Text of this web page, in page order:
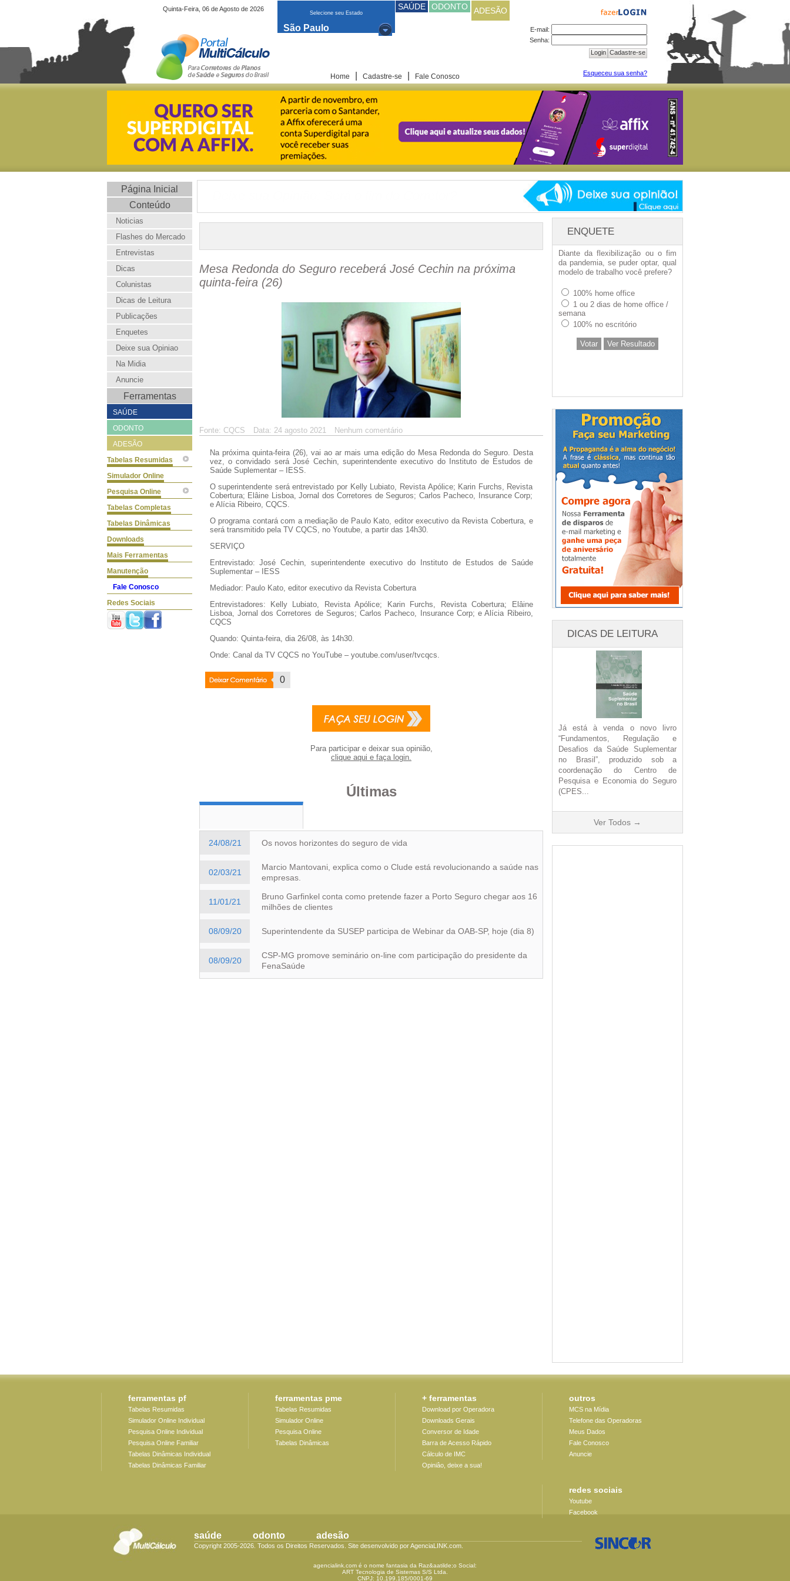
Selecione seu Estado
São Paulo
SAÚDE ODONTO ADESÃO
Home Cadastre-se Fale Conosco
Quinta-Feira, 06 de Agosto de 2026
E-mail:
Senha:
Cadastre-se
Login
Esqueceu sua senha?
Página Inicial
Conteúdo
Noticias
Flashes do Mercado
Entrevistas
Dicas
Colunistas
Dicas de Leitura
Publicações
Enquetes
Deixe sua Opiniao
Na Midia
Anuncie
Ferramentas
SAÚDE
ODONTO
ADESÃO
Tabelas Resumidas
Simulador Online
Pesquisa Online
Tabelas Completas
Tabelas Dinâmicas
Downloads
Mais Ferramentas
Manutenção
Fale Conosco
Redes Sociais
Mesa Redonda do Seguro receberá José Cechin na próxima
quinta-feira (26)
Fonte: CQCS Data: 24 agosto 2021 Nenhum comentário
Na próxima quinta-feira (26), vai ao ar mais uma edição do Mesa Redonda do Seguro. Desta
vez, o convidado será José Cechin, superintendente executivo do Instituto de Estudos de
Saúde Suplementar – IESS.
O superintendente será entrevistado por Kelly Lubiato, Revista Apólice; Karin Furchs, Revista
Cobertura; Elâine Lisboa, Jornal dos Corretores de Seguros; Carlos Pacheco, Insurance Corp;
e Alícia Ribeiro, CQCS.
O programa contará com a mediação de Paulo Kato, editor executivo da Revista Cobertura, e
será transmitido pela TV CQCS, no Youtube, a partir das 14h30.
SERVIÇO
Entrevistado: José Cechin, superintendente executivo do Instituto de Estudos de Saúde
Suplementar – IESS
Mediador: Paulo Kato, editor executivo da Revista Cobertura
Entrevistadores: Kelly Lubiato, Revista Apólice; Karin Furchs, Revista Cobertura; Elâine
Lisboa, Jornal dos Corretores de Seguros; Carlos Pacheco, Insurance Corp; e Alícia Ribeiro,
CQCS
Quando: Quinta-feira, dia 26/08, às 14h30.
Onde: Canal da TV CQCS no YouTube – youtube.com/user/tvcqcs.
Deixar
0
Para participar e deixar sua opinião,
clique aqui e faça login.
Últimas
24/08/21 Os novos horizontes do seguro de vida
02/03/21
Marcio Mantovani, explica como o Clude está revolucionando a saúde nas
empresas.
11/01/21
Bruno Garfinkel conta como pretende fazer a Porto Seguro chegar aos 16
milhões de clientes
08/09/20 Superintendente da SUSEP participa de Webinar da OAB-SP, hoje (dia 8)
08/09/20
CSP-MG promove seminário on-line com participação do presidente da
FenaSaúde
ENQUETE
Diante da flexibilização ou o fim
da pandemia, se puder optar, qual
modelo de trabalho você prefere?
100% home office
1 ou 2 dias de home office /
semana
100% no escritório
Votar Ver Resultado
DICAS DE LEITURA
Já está à venda o novo livro
“Fundamentos, Regulação e
Desafios da Saúde Suplementar
no Brasil”, produzido sob a
coordenação do Centro de
Pesquisa e Economia do Seguro
(CPES...
Ver Todos →
ferramentas pf
Tabelas Resumidas
Simulador Online Individual
Pesquisa Online Individual
Pesquisa Online Familiar
Tabelas Dinâmicas Individual
Tabelas Dinâmicas Familiar
ferramentas pme
Tabelas Resumidas
Simulador Online
Pesquisa Online
Tabelas Dinâmicas
+ ferramentas
Download por Operadora
Downloads Gerais
Conversor de Idade
Barra de Acesso Rápido
Cálculo de IMC
Opiniâo, deixe a sua!
outros
MCS na Mídia
Telefone das Operadoras
Meus Dados
Fale Conosco
Anuncie
redes sociais
Youtube
Facebook
saúde odonto adesão
Copyright 2005-2026. Todos os Direitos Reservados. Site desenvolvido por AgenciaLINK.com.
agencialink.com é o nome fantasia da Raz&aatilde;o Social:
ART Tecnologia de Sistemas S/S Ltda.
CNPJ: 10.199.185/0001-69